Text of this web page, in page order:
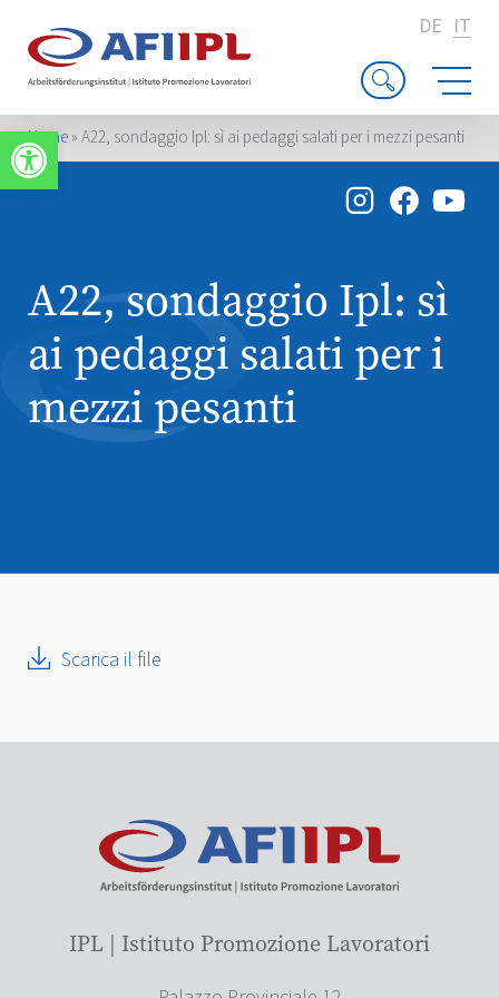
Apri la barra degli strumenti
DE IT
Home»A22, sondaggio Ipl: sì ai pedaggi salati per i mezzi pesanti
A22, sondaggio Ipl: sì
ai pedaggi salati per i
mezzi pesanti
Scarica il file
IPL | Istituto Promozione Lavoratori